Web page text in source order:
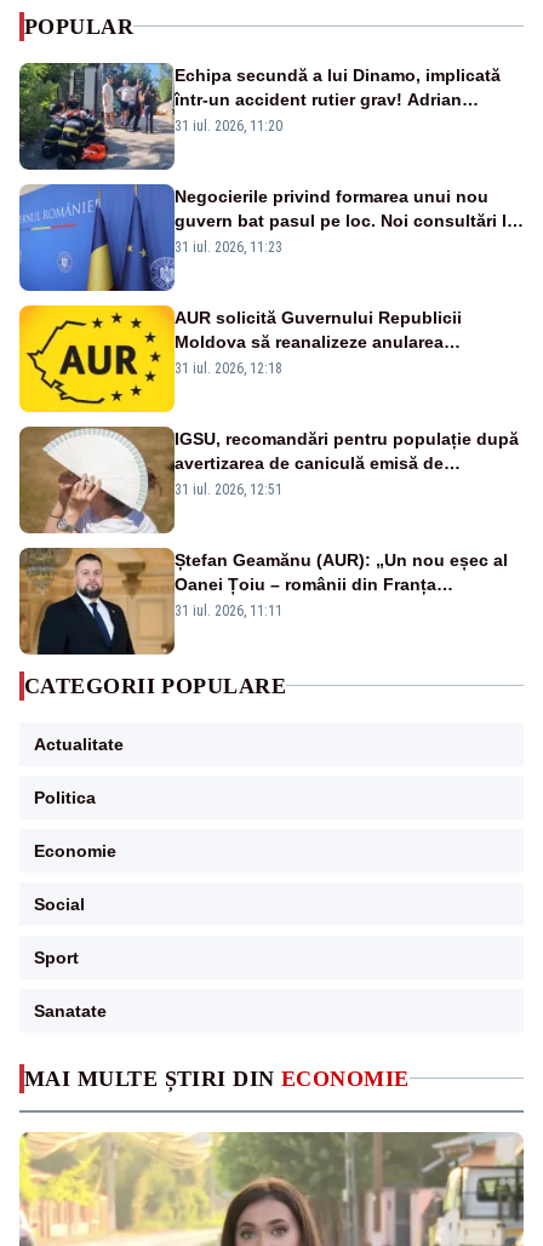
MAI MULTE ȘTIRI DIN ECONOMIE
POPULAR
Echipa secundă a lui Dinamo, implicată
într-un accident rutier grav! Adrian
Ropotan a fost resuscitat
31 iul. 2026, 11:20
Negocierile privind formarea unui nou
guvern bat pasul pe loc. Noi consultări la
Cotroceni, așteptate după mijlocul lunii
31 iul. 2026, 11:23
AUR solicită Guvernului Republicii
Moldova să reanalizeze anularea
concertului de Ziua Limbii Române
31 iul. 2026, 12:18
IGSU, recomandări pentru populație după
avertizarea de caniculă emisă de
meteorologi
31 iul. 2026, 12:51
Ștefan Geamănu (AUR): „Un nou eșec al
Oanei Țoiu – românii din Franța
abandonați de propriul minister de
31 iul. 2026, 11:11
CATEGORII POPULARE
Actualitate
Politica
Economie
Social
Sport
Sanatate